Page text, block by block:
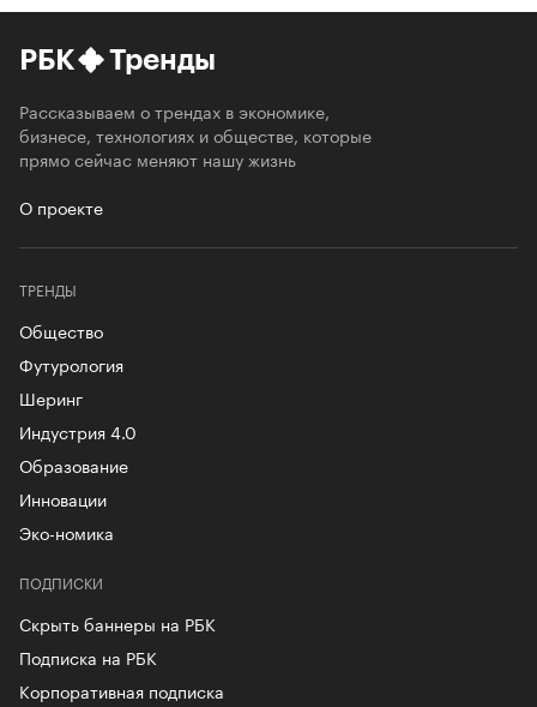
РБК Тренды
Рассказываем о трендах в экономике,
бизнесе, технологиях и обществе, которые
прямо сейчас меняют нашу жизнь
О проекте
ТРЕНДЫ
Общество
Футурология
Шеринг
Индустрия 4.0
Образование
Инновации
Эко-номика
ПОДПИСКИ
Скрыть баннеры на РБК
Подписка на РБК
Корпоративная подписка